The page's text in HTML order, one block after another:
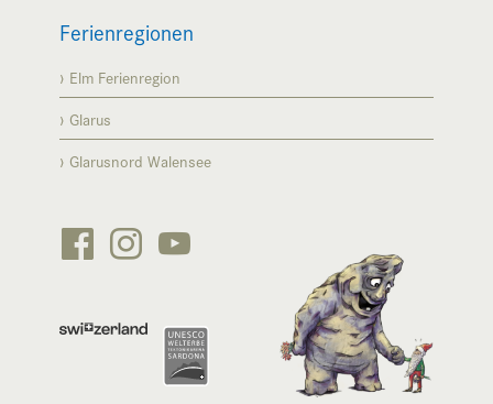
Ferienregionen
Elm Ferienregion
Glarus
Glarusnord Walensee

 